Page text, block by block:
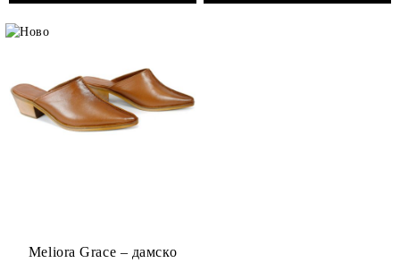
Meliora Grace – дамско